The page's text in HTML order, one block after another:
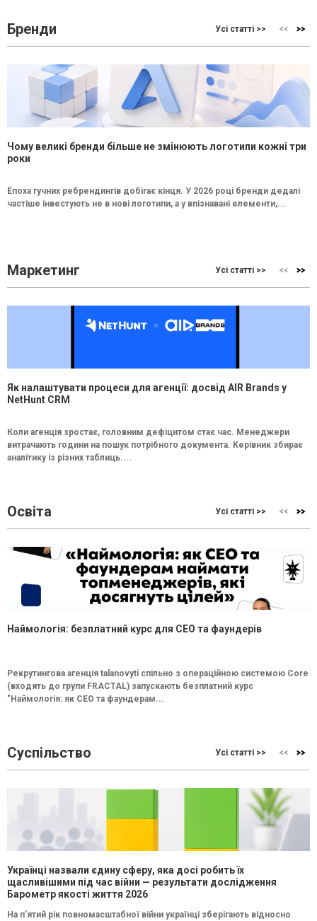
Бренди Усі статті >>
Чому великі бренди більше не змінюють логотипи кожні три
роки
Епоха гучних ребрендингів добігає кінця. У 2026 році бренди дедалі
частіше інвестують не в нові логотипи, а у впізнавані елементи,...
Маркетинг Усі статті >>
Як налаштувати процеси для агенції: досвід AIR Brands у
NetHunt CRM
Коли агенція зростає, головним дефіцитом стає час. Менеджери
витрачають години на пошук потрібного документа. Керівник збирає
аналітику із різних таблиць....
Освіта Усі статті >>
Наймологія: безплатний курс для CEO та фаундерів
Рекрутингова агенція talanovyti спільно з операційною системою Core
(входять до групи FRACTAL) запускають безплатний курс
"Наймологія: як СEO та фаундерам...
Суспільство Усі статті >>
Українці назвали єдину сферу, яка досі робить їх
щасливішими під час війни — результати дослідження
Барометр якості життя 2026
На п’ятий рік повномасштабної війни українці зберігають відносно